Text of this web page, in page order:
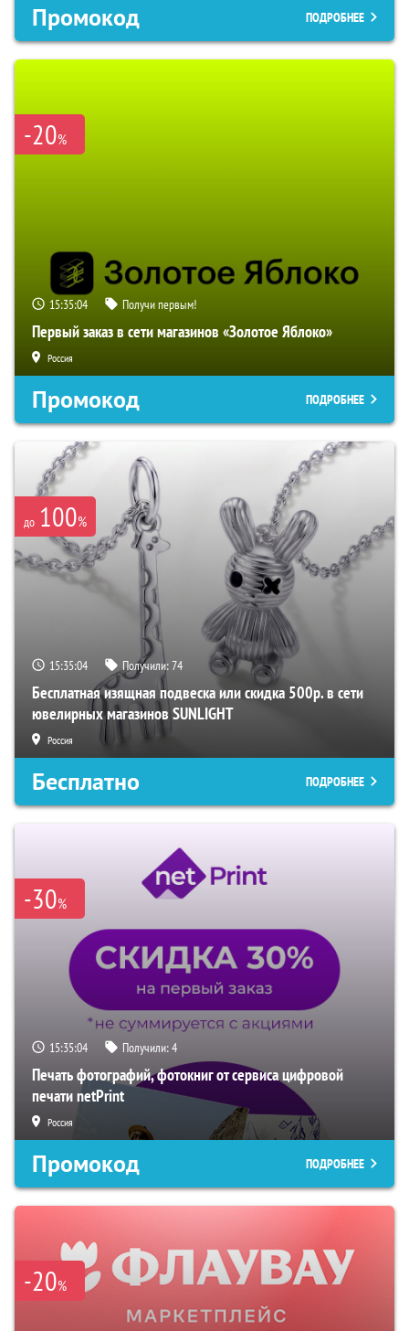
Промокод ПОДРОБНЕЕ
-20%
15:35:03 Получи первым!
Первый заказ в сети магазинов «Золотое Яблоко»
Россия
Промокод ПОДРОБНЕЕ
до 100%
15:35:03 Получили:74
Бесплатная изящная подвеска или скидка 500р. в сети
ювелирных магазинов SUNLIGHT
Россия
Бесплатно ПОДРОБНЕЕ
-30%
15:35:03 Получили:4
Печать фотографий, фотокниг от сервиса цифровой
печати netPrint
Россия
Промокод ПОДРОБНЕЕ
-20%